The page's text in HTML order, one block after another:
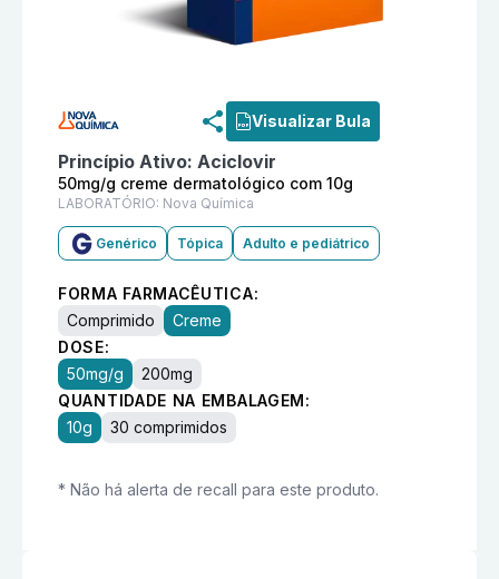
Visualizar Bula
Princípio Ativo: Aciclovir
50mg/g creme dermatológico com 10g
LABORATÓRIO: Nova Química
Genérico Tópica Adulto e pediátrico
FORMA FARMACÊUTICA:
Comprimido
Creme
DOSE:
50mg/g
200mg
QUANTIDADE NA EMBALAGEM:
10g
30 comprimidos
* Não há alerta de recall para este produto.